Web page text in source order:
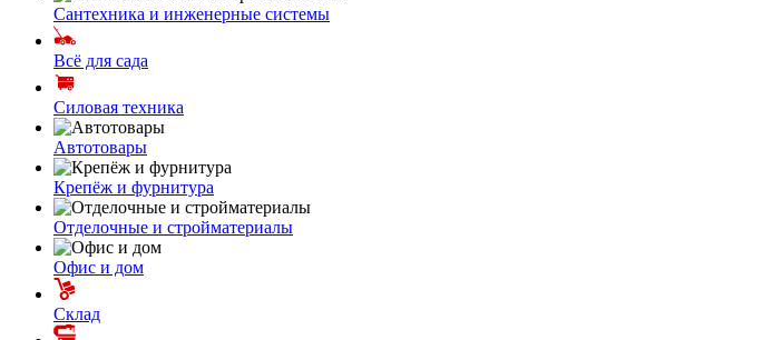
Сантехника и инженерные системы
Всё для сада
Силовая техника
Автотовары
Крепёж и фурнитура
Отделочные и стройматериалы
Офис и дом
Склад